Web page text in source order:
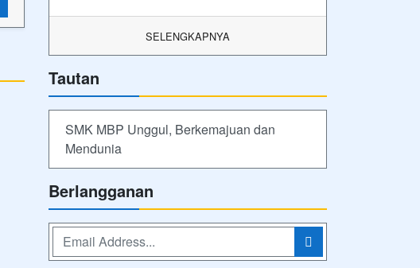
SELENGKAPNYA
Tautan
SMK MBP Unggul, Berkemajuan dan
Mendunia
Berlangganan